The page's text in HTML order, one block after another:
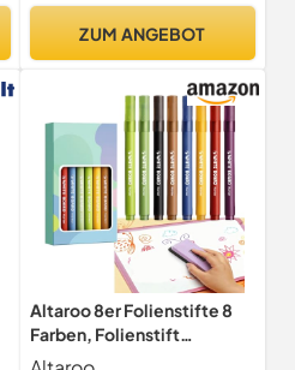
ZUM ANGEBOT
Altaroo 8er Folienstifte 8
Farben, Folienstift
Abwischbar,